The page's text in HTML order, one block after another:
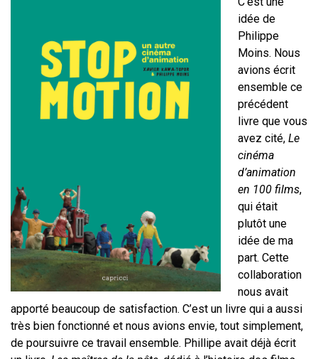
idée de
Philippe
Moins. Nous
avions écrit
ensemble ce
précédent
livre que vous
avez cité, Le
cinéma
d’animation
en 100 films,
qui était
plutôt une
idée de ma
part. Cette
collaboration
nous avait
apporté beaucoup de satisfaction. C’est un livre qui a aussi
très bien fonctionné et nous avions envie, tout simplement,
de poursuivre ce travail ensemble. Phillipe avait déjà écrit